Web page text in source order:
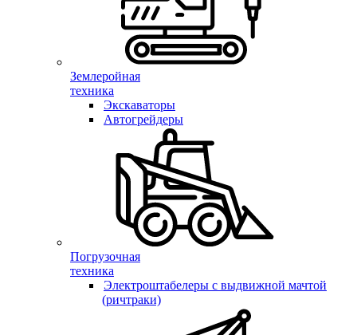
Землеройная
техника
Экскаваторы
Автогрейдеры
Погрузочная
техника
Электроштабелеры с выдвижной мачтой
(ричтраки)